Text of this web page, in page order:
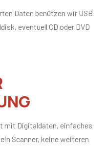
Daten benützen wir USB
eventuell CD oder DVD
mit Digitaldaten, einfaches
Scanner, keine weiteren